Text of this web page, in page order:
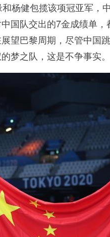
杨健包揽该项冠亚军，
国队交出的7金成绩单，
望巴黎周期，尽管中国
梦之队，这是不争事实。